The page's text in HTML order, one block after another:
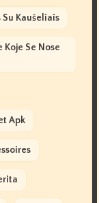
Su Kaušeliais
Koje Se Nose
Apk